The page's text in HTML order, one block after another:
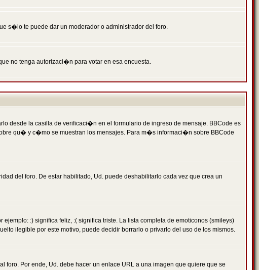
s�lo te puede dar un moderador o administrador del foro.
no tenga autorizaci�n para votar en esa encuesta.
desde la casilla de verificaci�n en el formulario de ingreso de mensaje. BBCode es
qu� y c�mo se muestran los mensajes. Para m�s informaci�n sobre BBCode
del foro. De estar habilitado, Ud. puede deshabilitarlo cada vez que crea un
:) significa feliz, :( significa triste. La lista completa de emoticonos (smileys)
ilegible por este motivo, puede decidir borrarlo o privarlo del uso de los mismos.
Por ende, Ud. debe hacer un enlace URL a una imagen que quiere que se